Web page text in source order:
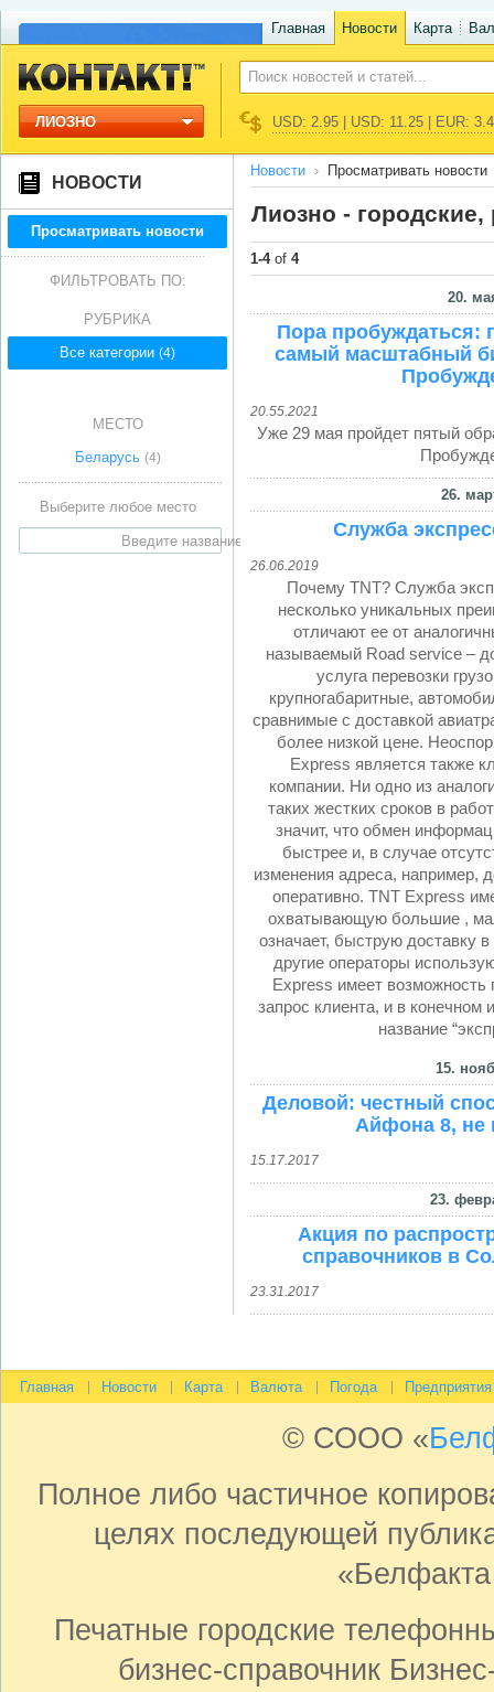
Главная Новости Карта
ЛИОЗНО USD: 2.95 | USD: 11.25 | EUR:
НОВОСТИ
Просматривать новости
ФИЛЬТРОВАТЬ ПО:
РУБРИКА
Все категории (4)
МЕСТО
Беларусь (4)
Выберите любое место
Новости Просматривать новости
Лиозно -
1-4of 4
20.
Пора пробуждаться:
самый масштабный
20.55.2021
Уже 29 мая пройдет пятый
26.
Служба
26.06.2019
Почему TNT? Служба
несколько уникальных
отличают ее от
называемый Road service –
услуга перевозки
крупногабаритные,
сравнимые с доставкой
более низкой цене.
Express является также
компании. Ни одно из
таких жестких сроков в
значит, что обмен
быстрее и, в случае
изменения адреса, например,
оперативно. TNT Express
охватывающую большие ,
означает, быструю доставку
другие операторы
Express имеет возможность
запрос клиента, и в конечном
название
15.
Деловой: честный
Айфона 8, не
15.17.2017
23.
Акция по
справочников в
23.31.2017
Главная Новости Карта Валюта Погода Предприятия
© СООО «
Полное либо частичное
целях последующей
Печатные городские
бизнес-справочник